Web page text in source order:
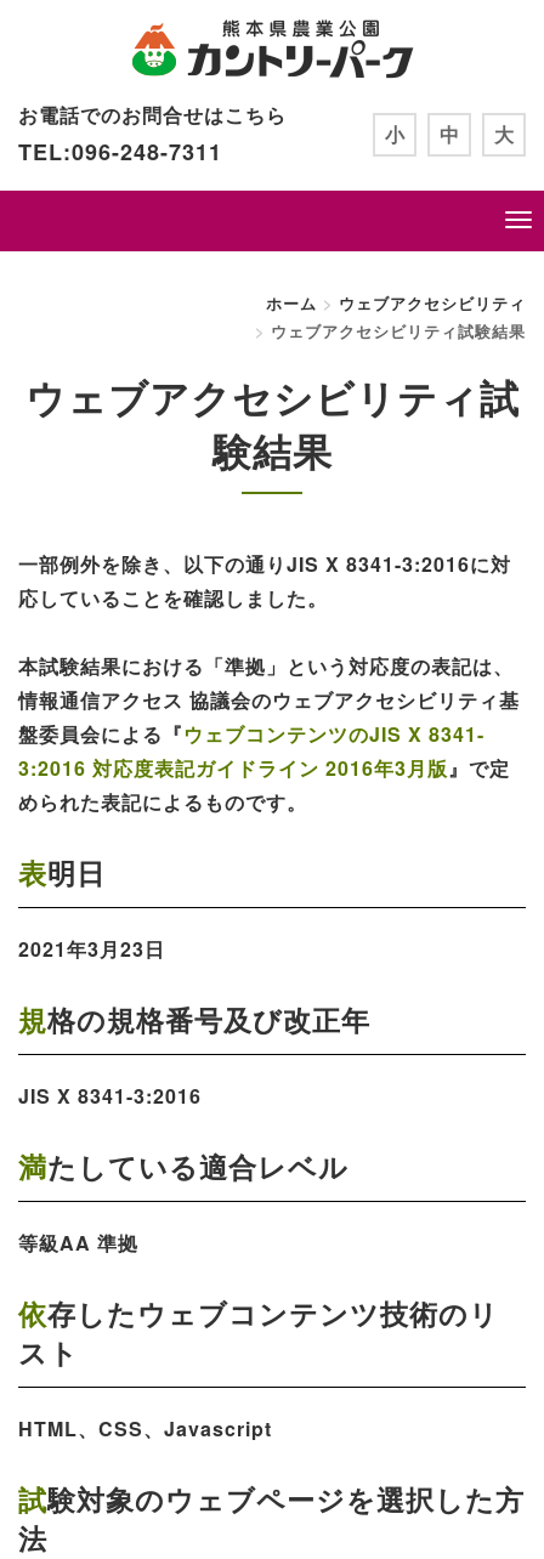
お電話でのお問合せはこちら
TEL:096-248-7311
小 中 大
ホーム
ウェブアクセシビリティ
ウェブアクセシビリティ試験結果
ウェブアクセシビリティ試
験結果
一部例外を除き、以下の通りJIS X 8341-3:2016に対
応していることを確認しました。
本試験結果における「準拠」という対応度の表記は、
情報通信アクセス 協議会のウェブアクセシビリティ基
盤委員会による『ウェブコンテンツのJIS X 8341-
3:2016 対応度表記ガイドライン 2016年3月版』で定
められた表記によるものです。
表明日
2021年3月23日
規格の規格番号及び改正年
JIS X 8341-3:2016
満たしている適合レベル
等級AA 準拠
依存したウェブコンテンツ技術のリ
スト
HTML、CSS、Javascript
試験対象のウェブページを選択した方
法